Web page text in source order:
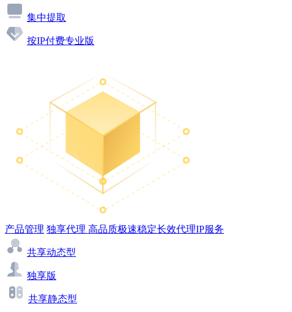
集中提取
按IP付费专业版
产品管理 独享代理 高品质极速稳定长效代理IP服务
共享动态型
独享版
共享静态型